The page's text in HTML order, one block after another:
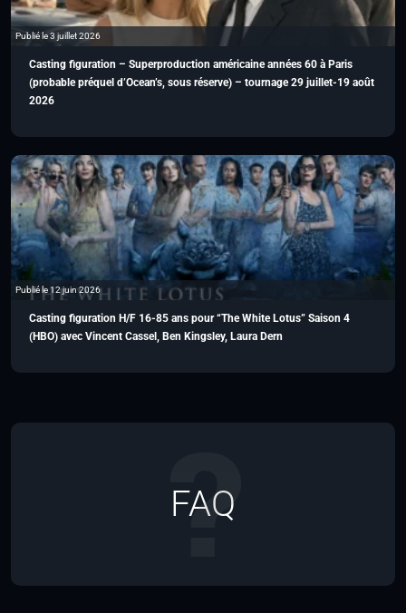
Publié le 3 juillet 2026
Casting figuration – Superproduction américaine années 60 à Paris
(probable préquel d’Ocean’s, sous réserve) – tournage 29 juillet-19 août
2026
Publié le 12 juin 2026
Casting figuration H/F 16-85 ans pour “The White Lotus” Saison 4
(HBO) avec Vincent Cassel, Ben Kingsley, Laura Dern
FAQ